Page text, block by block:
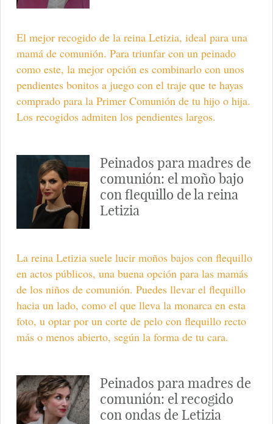
El mejor recogido de la reina Letizia, ideal para una
mamá de comunión. Para triunfar con un peinado
como este, la mejor opción es combinarlo con unos
pendientes bonitos a juego con el traje que te hayas
comprado para la Primer Comunión de tu hijo o hija.
Los recogidos admiten los pendientes largos.
Peinados para madres de
comunión: el moño bajo
con flequillo de la reina
Letizia
La reina Letizia suele lucir moños bajos con flequillo
en actos públicos, una buena opción para las mamás
de los niños de comunión. Puedes llevar el flequillo
hacia un lado, como el que lleva la monarca en esta
foto, u optar por un corte de pelo con flequillo recto
más o menos abierto, según la forma de tu cara.
Peinados para madres de
comunión: el recogido
con ondas de Letizia